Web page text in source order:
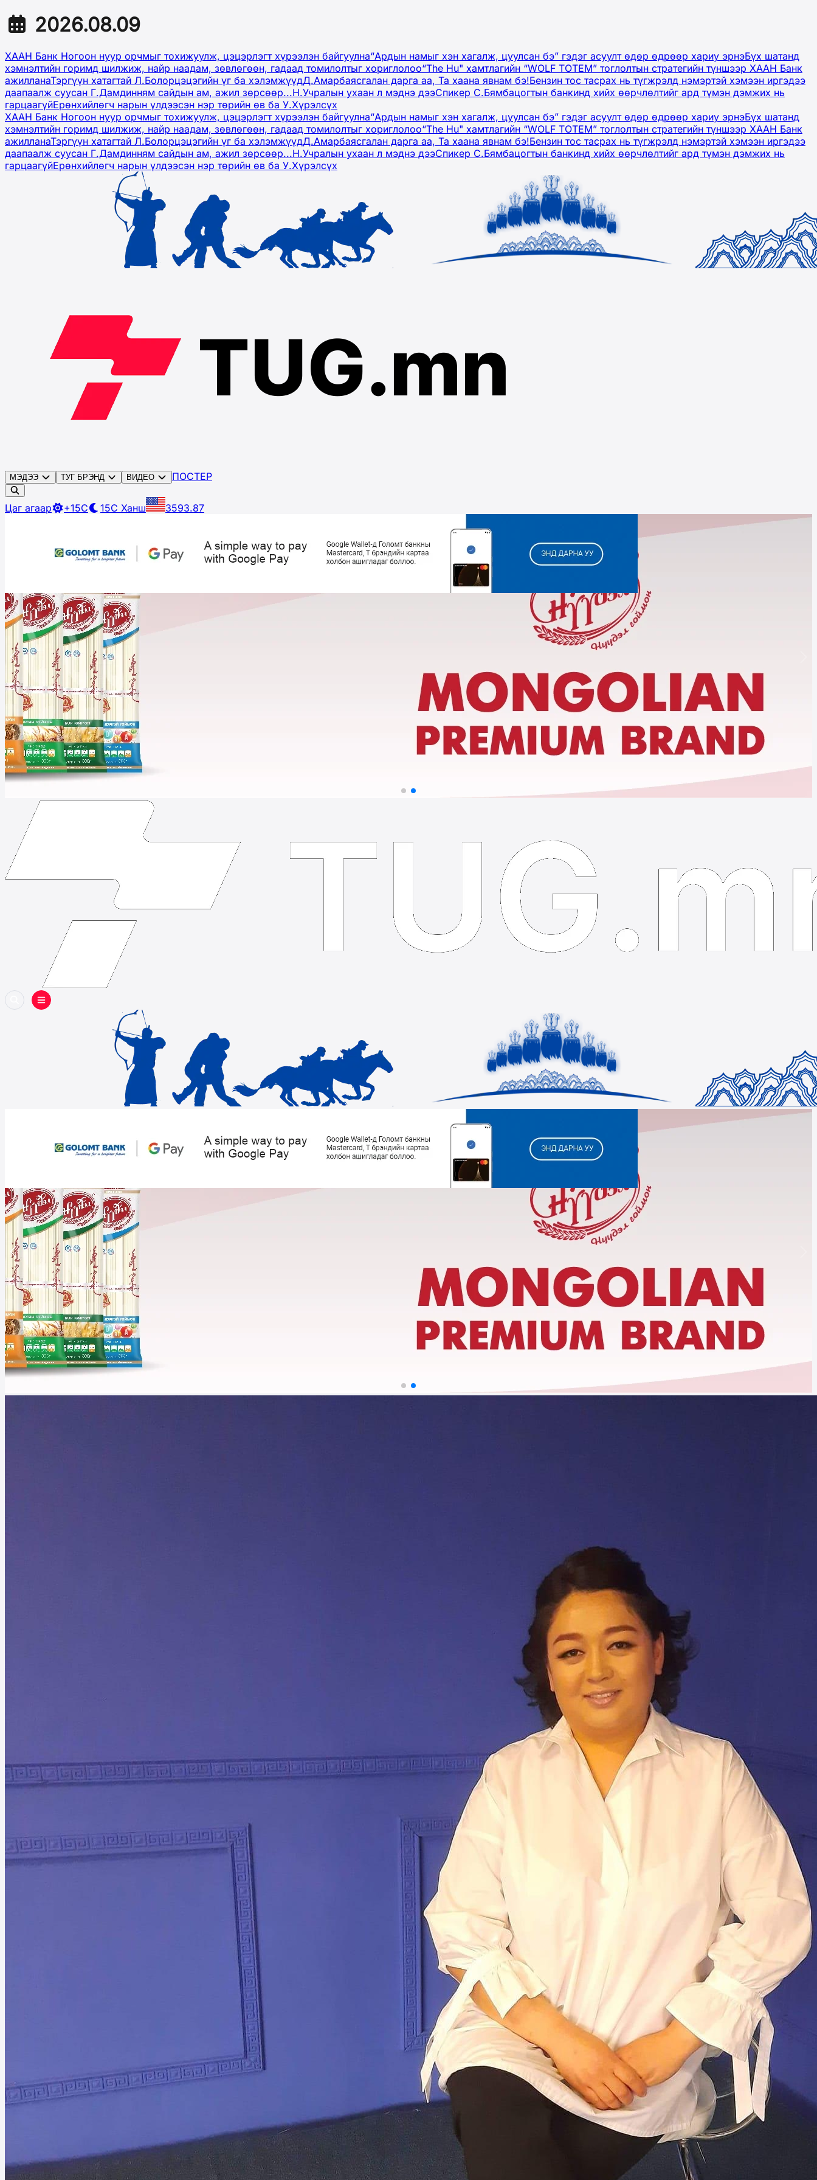
2026.08.09
ХААН Банк Ногоон нуур орчмыг тохижуулж, цэцэрлэгт хүрээлэн байгуулна“Ардын намыг хэн хагалж, цуулсан бэ” гэдэг асуулт өдөр өдрөөр хариу эрнэБүх шатанд
хэмнэлтийн горимд шилжиж, найр наадам, зөвлөгөөн, гадаад томилолтыг хориглолоо“The Hu" хамтлагийн “WOLF TOTEM” тоглолтын стратегийн түншээр ХААН Банк
ажилланаТэргүүн хатагтай Л.Болорцэцэгийн үг ба хэлэмжүүдД.Амарбаясгалан дарга аа, Та хаана явнам бэ!Бензин тос тасрах нь түгжрэлд нэмэртэй хэмээн иргэдээ
даапаалж суусан Г.Дамдинням сайдын ам, ажил зөрсөөр...Н.Учралын ухаан л мэднэ дээСпикер С.Бямбацогтын банкинд хийх өөрчлөлтийг ард түмэн дэмжих нь
гарцаагүйЕрөнхийлөгч нарын үлдээсэн нэр төрийн өв ба У.Хүрэлсүх
ХААН Банк Ногоон нуур орчмыг тохижуулж, цэцэрлэгт хүрээлэн байгуулна“Ардын намыг хэн хагалж, цуулсан бэ” гэдэг асуулт өдөр өдрөөр хариу эрнэБүх шатанд
хэмнэлтийн горимд шилжиж, найр наадам, зөвлөгөөн, гадаад томилолтыг хориглолоо“The Hu" хамтлагийн “WOLF TOTEM” тоглолтын стратегийн түншээр ХААН Банк
ажилланаТэргүүн хатагтай Л.Болорцэцэгийн үг ба хэлэмжүүдД.Амарбаясгалан дарга аа, Та хаана явнам бэ!Бензин тос тасрах нь түгжрэлд нэмэртэй хэмээн иргэдээ
даапаалж суусан Г.Дамдинням сайдын ам, ажил зөрсөөр...Н.Учралын ухаан л мэднэ дээСпикер С.Бямбацогтын банкинд хийх өөрчлөлтийг ард түмэн дэмжих нь
гарцаагүйЕрөнхийлөгч нарын үлдээсэн нэр төрийн өв ба У.Хүрэлсүх
МЭДЭЭ ТУГ БРЭНД ВИДЕО ПОСТЕР
Цаг агаар +15C 15C Ханш 3593.87